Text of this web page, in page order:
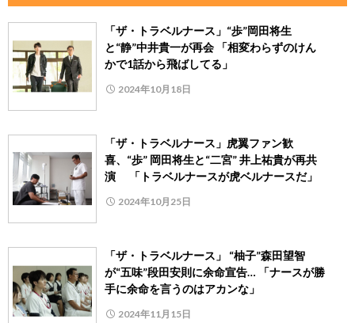
「ザ・トラベルナース」“歩”岡田将生
と“静”中井貴一が再会 「相変わらずのけん
かで1話から飛ばしてる」
2024年10月18日
「ザ・トラベルナース」虎翼ファン歓
喜、“歩” 岡田将生と“二宮” 井上祐貴が再共
演 「トラベルナースが虎ベルナースだ」
2024年10月25日
「ザ・トラベルナース」 “柚子”森田望智
が“五味”段田安則に余命宣告… 「ナースが勝
手に余命を言うのはアカンな」
2024年11月15日